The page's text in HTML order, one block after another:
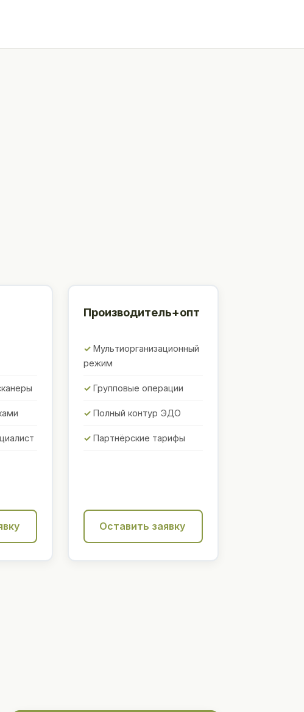
Производитель+опт
Мультиорганизационный
режим
Групповые операции
Полный контур ЭДО
Партнёрские тарифы
Оставить заявку